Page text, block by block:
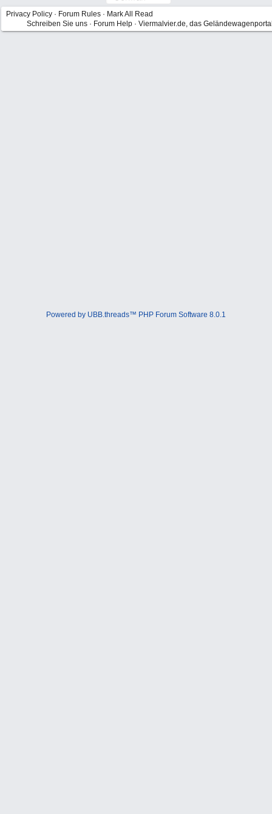
Privacy Policy · Forum Rules · Mark All Read
Schreiben Sie uns · Forum Help · Viermalvier.de, das
Powered by UBB.threads™ PHP Forum Software 8.0.1